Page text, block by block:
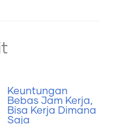
Keuntungan
Bebas Jam Kerja,
Bisa Kerja Dimana
Saja